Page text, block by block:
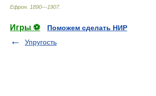
Ефрон 1890—1907.
Игры ⚽
Поможем сделать НИР
Упругость